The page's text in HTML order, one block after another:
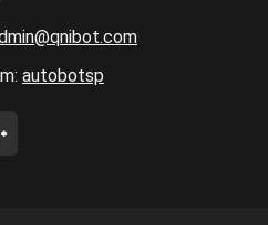
autobotsp